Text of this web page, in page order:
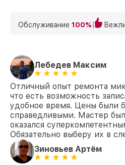
Обслуживание 100%
Лебедев Максим
Отличный опыт ремонта
что есть возможность
удобное время. Цены были
справедливыми. Мастер
оказался
Обязательно выберу их в
Зиновьев Артём